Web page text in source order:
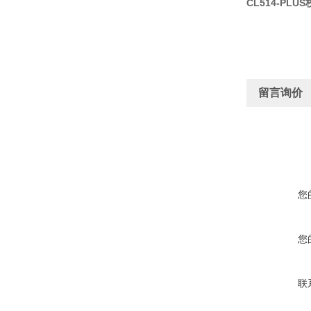
CL514-PLUS
留言询价
您
您
联